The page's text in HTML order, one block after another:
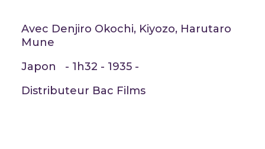
Avec Denjiro Okochi, Kiyozo, Harutaro
Mune
Japon - 1h32 - 1935 -
Distributeur Bac Films